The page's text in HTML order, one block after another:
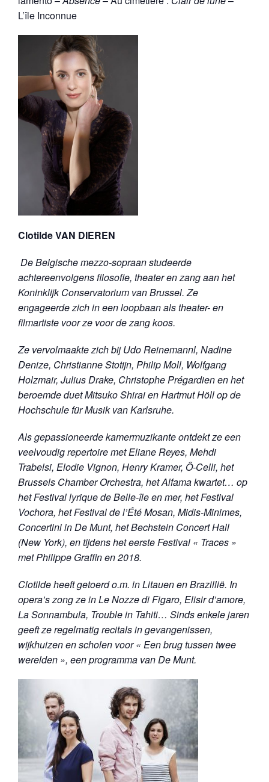
L’île Inconnue
Clotilde VAN DIEREN
De Belgische mezzo-sopraan studeerde
achtereenvolgens filosofie, theater en zang aan het
Koninklijk Conservatorium van Brussel. Ze
engageerde zich in een loopbaan als theater- en
filmartiste voor ze voor de zang koos.
Ze vervolmaakte zich bij Udo Reinemannl, Nadine
Denize, Christianne Stotijn, Philip Moll, Wolfgang
Holzmair, Julius Drake, Christophe Prégardien en het
beroemde duet Mitsuko Shirai en Hartmut Höll op de
Hochschule für Musik van Karlsruhe.
Als gepassioneerde kamermuzikante ontdekt ze een
veelvoudig repertoire met Eliane Reyes, Mehdi
Trabelsi, Elodie Vignon, Henry Kramer, Ô-Celli, het
Brussels Chamber Orchestra, het Alfama kwartet… op
het Festival lyrique de Belle-île en mer, het Festival
Vochora, het Festival de l’Été Mosan, Midis-Minimes,
Concertini in De Munt, het Bechstein Concert Hall
(New York), en tijdens het eerste Festival « Traces »
met Philippe Graffin en 2018.
Clotilde heeft getoerd o.m. in Litauen en Brazillië. In
opera’s zong ze in Le Nozze di Figaro, Elisir d’amore,
La Sonnambula, Trouble in Tahiti… Sinds enkele jaren
geeft ze regelmatig recitals in gevangenissen,
wijkhuizen en scholen voor « Een brug tussen twee
werelden », een programma van De Munt.